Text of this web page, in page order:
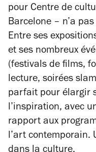
pour Centre de
Barcelone – n’a
Entre ses
et ses nombreux
(festivals de films,
lecture, soirées
parfait pour élargir
l’inspiration, avec
rapport aux
l’art contemporain.